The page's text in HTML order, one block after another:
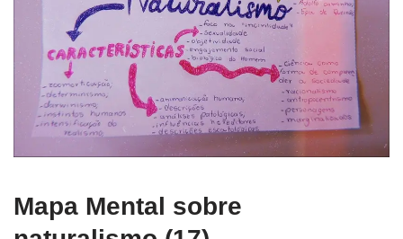
Mapa Mental sobre